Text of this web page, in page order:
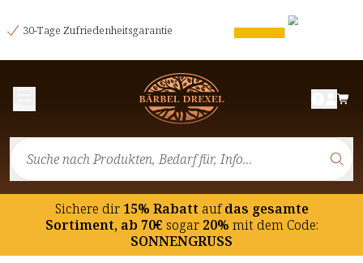
30-Tage Zufriedenheitsgarantie
Sichere dir15% Rabatt aufdas gesamte
Sortiment, ab 70€ sogar20% mit dem Code:
SONNENGRUSS